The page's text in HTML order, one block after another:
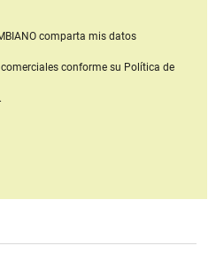
comparta mis datos
conforme su Política de